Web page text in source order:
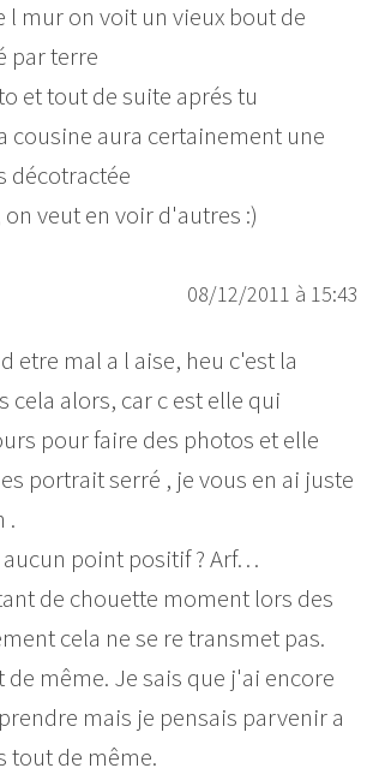
l mur on voit un vieux bout de
par terre
et tout de suite aprés tu
cousine aura certainement une
décotractée
veut en voir d'autres :)
08/12/2011 à 15:43
etre mal a l aise, heu c'est la
cela alors, car c est elle qui
pour faire des photos et elle
portrait serré , je vous en ai juste
.
aucun point positif ? Arf…
de chouette moment lors des
cela ne se re transmet pas.
de même. Je sais que j'ai encore
mais je pensais parvenir a
tout de même.